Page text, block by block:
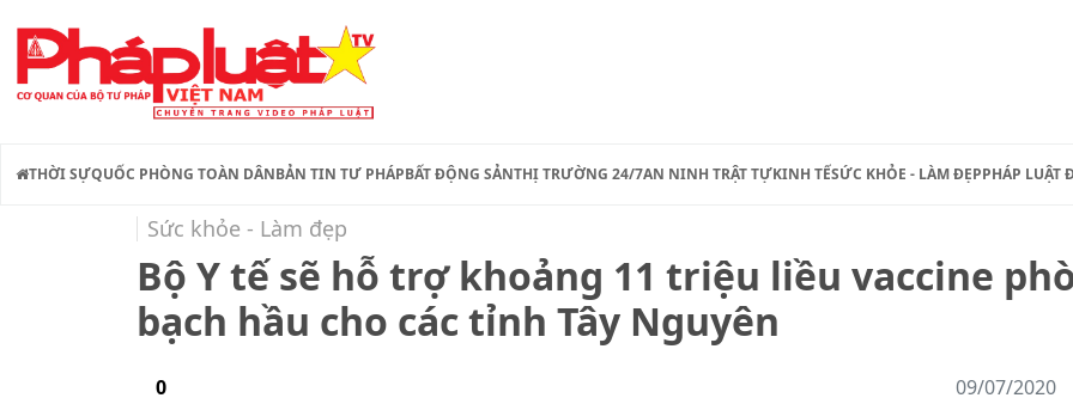
THỜI SỰQUỐC PHÒNG TOÀN DÂNBẢN TIN TƯ PHÁPBẤT ĐỘNG SẢNTHỊ TRƯỜNG 24/7AN NINH TRẬT TỰKINH TẾSỨC KHỎE - LÀM ĐẸPPHÁP LUẬT
Sức khỏe - Làm đẹp
Bộ Y tế sẽ hỗ trợ khoảng 11 triệu liều vaccine
bạch hầu cho các tỉnh Tây Nguyên
0 09/07/2020